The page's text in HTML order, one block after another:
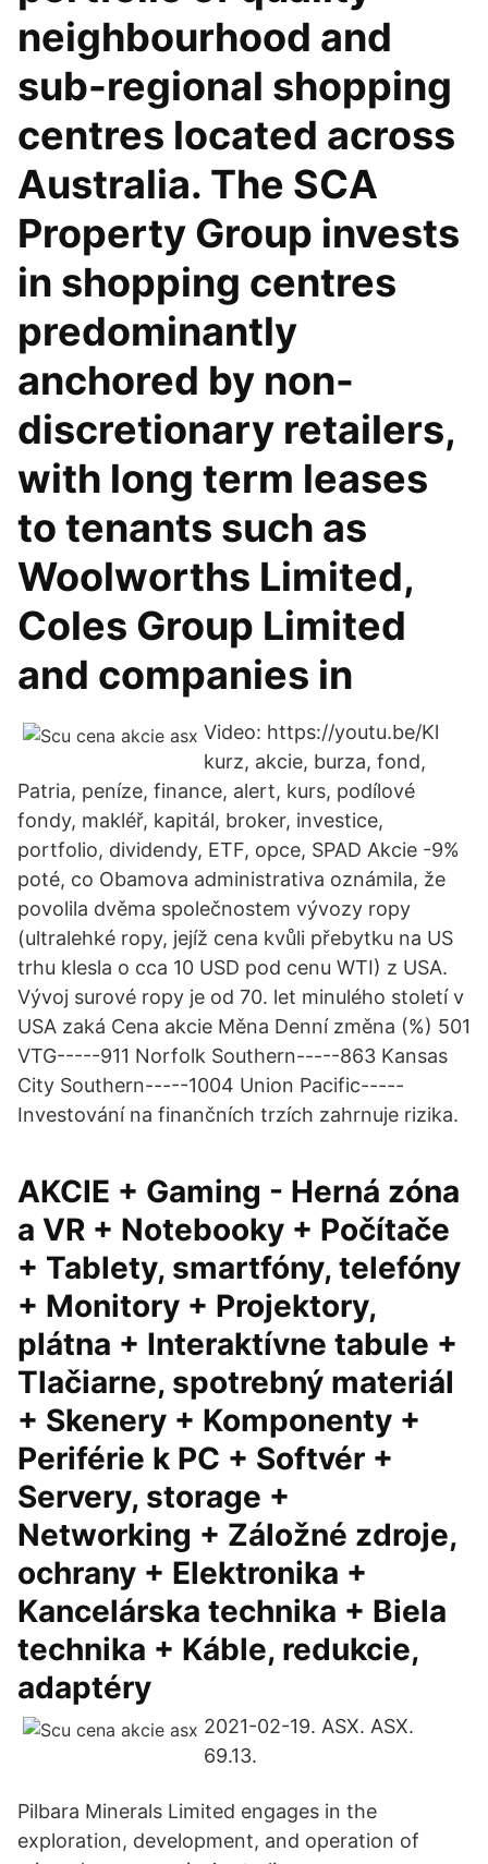
neighbourhood and
sub-regional shopping
centres located across
Australia. The SCA
Property Group invests
in shopping centres
predominantly
anchored by non-
discretionary retailers,
with long term leases
to tenants such as
Woolworths Limited,
Coles Group Limited
and companies in
Video: https://youtu.be/Kl
kurz, akcie, burza, fond,
Patria, peníze, finance, alert, kurs, podílové
fondy, makléř, kapitál, broker, investice,
portfolio, dividendy, ETF, opce, SPAD Akcie -9%
poté, co Obamova administrativa oznámila, že
povolila dvěma společnostem vývozy ropy
(ultralehké ropy, jejíž cena kvůli přebytku na US
trhu klesla o cca 10 USD pod cenu WTI) z USA.
Vývoj surové ropy je od 70. let minulého století v
USA zaká Cena akcie Měna Denní změna (%) 501
VTG-----911 Norfolk Southern-----863 Kansas
City Southern-----1004 Union Pacific-----
Investování na finančních trzích zahrnuje rizika.
AKCIE + Gaming - Herná zóna
a VR + Notebooky + Počítače
+ Tablety, smartfóny, telefóny
+ Monitory + Projektory,
plátna + Interaktívne tabule +
Tlačiarne, spotrebný materiál
+ Skenery + Komponenty +
Periférie k PC + Softvér +
Servery, storage +
Networking + Záložné zdroje,
ochrany + Elektronika +
Kancelárska technika + Biela
technika + Káble, redukcie,
adaptéry
2021-02-19. ASX. ASX.
69.13.
Pilbara Minerals Limited engages in the
exploration, development, and operation of